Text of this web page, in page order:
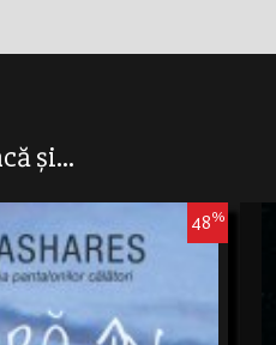
și...
48%